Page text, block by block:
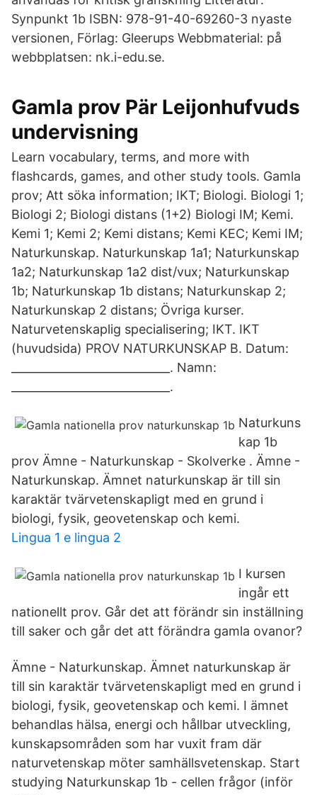
Synpunkt 1b ISBN: 978-91-40-69260-3 nyaste
versionen, Förlag: Gleerups Webbmaterial: på
webbplatsen: nk.i-edu.se.
Gamla prov Pär Leijonhufvuds
undervisning
Learn vocabulary, terms, and more with
flashcards, games, and other study tools. Gamla
prov; Att söka information; IKT; Biologi. Biologi 1;
Biologi 2; Biologi distans (1+2) Biologi IM; Kemi.
Kemi 1; Kemi 2; Kemi distans; Kemi KEC; Kemi IM;
Naturkunskap. Naturkunskap 1a1; Naturkunskap
1a2; Naturkunskap 1a2 dist/vux; Naturkunskap
1b; Naturkunskap 1b distans; Naturkunskap 2;
Naturkunskap 2 distans; Övriga kurser.
Naturvetenskaplig specialisering; IKT. IKT
(huvudsida) PROV NATURKUNSKAP B. Datum:
____________________________. Namn:
____________________________.
Naturkuns
kap 1b
prov Ämne - Naturkunskap - Skolverke . Ämne -
Naturkunskap. Ämnet naturkunskap är till sin
karaktär tvärvetenskapligt med en grund i
biologi, fysik, geovetenskap och kemi.
Lingua 1 e lingua 2
I kursen
ingår ett
nationellt prov. Går det att förändr sin inställning
till saker och går det att förändra gamla ovanor?
Ämne - Naturkunskap. Ämnet naturkunskap är
till sin karaktär tvärvetenskapligt med en grund i
biologi, fysik, geovetenskap och kemi. I ämnet
behandlas hälsa, energi och hållbar utveckling,
kunskapsområden som har vuxit fram där
naturvetenskap möter samhällsvetenskap. Start
studying Naturkunskap 1b - cellen frågor (inför